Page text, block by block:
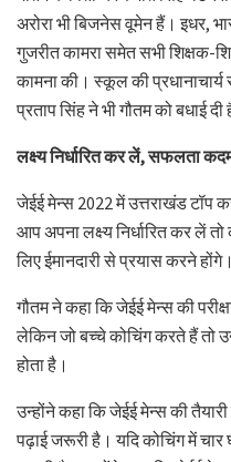
अरोरा भी बिजनेस वूमेन हैं। इधर,
गुजरीत कामरा समेत सभी शिक्षक-
कामना की। स्कूल की
प्रताप सिंह ने भी गौतम को बधाई दी
लक्ष्य निर्धारित कर लें, सफलता
जेईई मेन्स 2022 में उत्तराखंड टॉप
आप अपना लक्ष्य निर्धारित कर लें
लिए ईमानदारी से प्रयास करने होंगे।
गौतम ने कहा कि जेईई मेन्स की
लेकिन जो बच्चे कोचिंग करते हैं तो
होता है।
उन्होंने कहा कि जेईई मेन्स की
पढ़ाई जरूरी है। यदि कोचिंग में चार